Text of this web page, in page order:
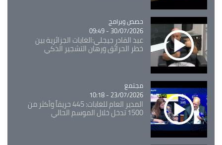
Catégorie
حصص وبرامج
30/07/2026 - 09:49
عبد القادر جيجلي:الغابات الجزائرية بين
خطر الحرائق ورهان التشجير الذكي
Catégorie
مجتمع
23/07/2026 - 10:18
المدير العام للغابات: 445 حريقاً وأكثر من
1500 تدخل خلال الموسم الحالي